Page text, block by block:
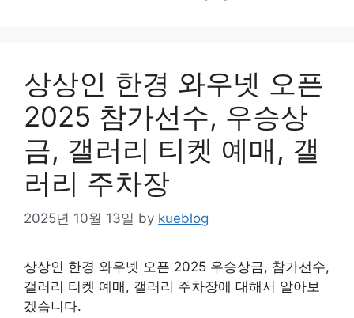
상상인 한경 와우넷 오픈
2025 참가선수, 우승상
금, 갤러리 티켓 예매, 갤
러리 주차장
2025년 10월 13일 by kueblog
상상인 한경 와우넷 오픈 2025 우승상금, 참가선수,
갤러리 티켓 예매, 갤러리 주차장에 대해서 알아보
겠습니다.